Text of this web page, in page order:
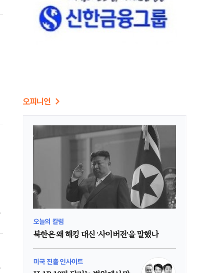
오피니언
오늘의 칼럼
북한은 왜 해킹 대신 '사이버전'을 말했나
미국 진출 인사이트